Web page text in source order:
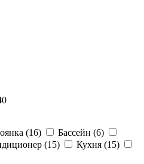
(16)
Бассейн (6)
(15)
Кухня (15)